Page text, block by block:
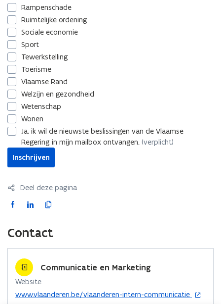
Rampenschade
Ruimtelijke ordening
Sociale economie
Sport
Tewerkstelling
Toerisme
Vlaamse Rand
Welzijn en gezondheid
Wetenschap
Wonen
Ja, ik wil de nieuwste beslissingen van de Vlaamse
Regering in mijn mailbox ontvangen. (verplicht)
Inschrijven
Deel deze pagina
F
c
e
b
L
k
e
d
i
n
o
K
i
e
e
i
Contact
Communicatie en Marketing
Website
www.vlaanderen.be/vlaanderen-intern-communicatie
o